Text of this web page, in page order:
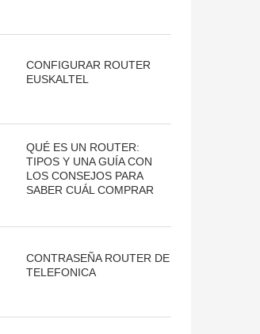
CONFIGURAR ROUTER
EUSKALTEL
QUÉ ES UN ROUTER:
TIPOS Y UNA GUÍA CON
LOS CONSEJOS PARA
SABER CUÁL COMPRAR
CONTRASEÑA ROUTER DE
TELEFONICA